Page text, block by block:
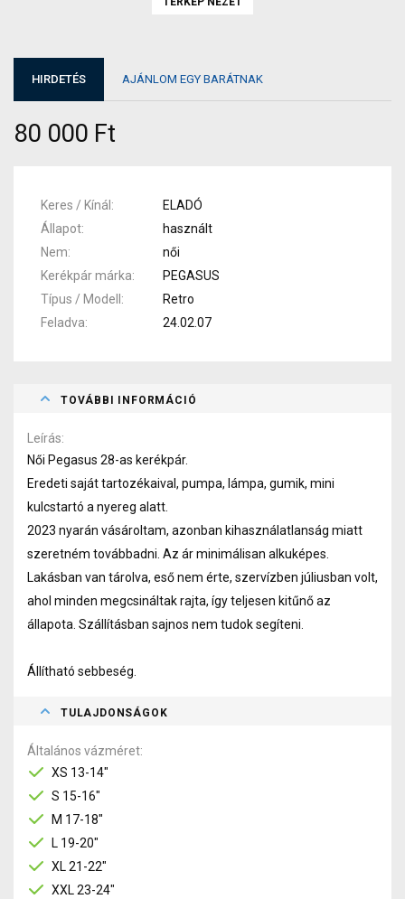
HIRDETÉS AJÁNLOM EGY BARÁTNAK
80 000 Ft
Keres / Kínál
ELADÓ
Állapot
használt
Nem
női
Kerékpár márka
PEGASUS
Típus / Modell
Retro
Feladva
24.02.07
TOVÁBBI INFORMÁCIÓ
Leírás
Női Pegasus 28-as kerékpár.
Eredeti saját tartozékaival, pumpa, lámpa, gumik, mini
kulcstartó a nyereg alatt.
2023 nyarán vásároltam, azonban kihasználatlanság miatt
szeretném továbbadni. Az ár minimálisan alkuképes.
Lakásban van tárolva, eső nem érte, szervízben júliusban volt,
ahol minden megcsináltak rajta, így teljesen kitűnő az
állapota. Szállításban sajnos nem tudok segíteni.
Állítható sebbeség.
TULAJDONSÁGOK
Általános vázméret
XS 13-14"
S 15-16"
M 17-18"
L 19-20"
XL 21-22"
XXL 23-24"